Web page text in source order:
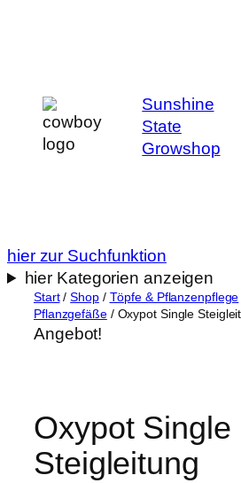
Sunshine
State
Growshop
hier zur Suchfunktion
hier Kategorien anzeigen
Start/Shop/ Töpfe & Pflanzenpflege
Pflanzgefäße/ Oxypot Single
Angebot!
Oxypot Single
Steigleitung